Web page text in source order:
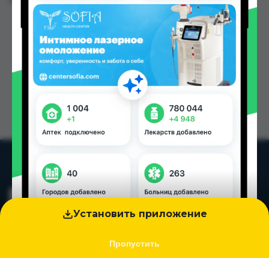
Установить приложение
Пропустить